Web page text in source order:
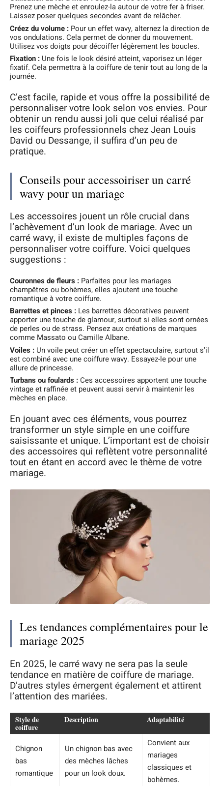
Prenez une mèche et enroulez-la autour de votre fer à friser.
Laissez poser quelques secondes avant de relâcher.
Créez du volume : Pour un effet wavy, alternez la direction de
vos ondulations. Cela permet de donner du mouvement.
Utilisez vos doigts pour décoiffer légèrement les boucles.
Fixation : Une fois le look désiré atteint, vaporisez un léger
fixatif. Cela permettra à la coiffure de tenir tout au long de la
journée.
C’est facile, rapide et vous offre la possibilité de
personnaliser votre look selon vos envies. Pour
obtenir un rendu aussi joli que celui réalisé par
les coiffeurs professionnels chez Jean Louis
David ou Dessange, il suffira d’un peu de
pratique.
Conseils pour accessoiriser un carré
wavy pour un mariage
Les accessoires jouent un rôle crucial dans
l’achèvement d’un look de mariage. Avec un
carré wavy, il existe de multiples façons de
personnaliser votre coiffure. Voici quelques
suggestions :
Couronnes de fleurs : Parfaites pour les mariages
champêtres ou bohèmes, elles ajoutent une touche
romantique à votre coiffure.
Barrettes et pinces : Les barrettes décoratives peuvent
apporter une touche de glamour, surtout si elles sont ornées
de perles ou de strass. Pensez aux créations de marques
comme Massato ou Camille Albane.
Voiles : Un voile peut créer un effet spectaculaire, surtout s’il
est combiné avec une coiffure wavy. Essayez-le pour une
allure de princesse.
Turbans ou foulards :Ces accessoires apportent une touche
vintage et raffinée et peuvent aussi servir à maintenir les
mèches en place.
En jouant avec ces éléments, vous pourrez
transformer un style simple en une coiffure
saisissante et unique. L’important est de choisir
des accessoires qui reflètent votre personnalité
tout en étant en accord avec le thème de votre
mariage.
Les tendances complémentaires pour le
mariage 2025
En 2025, le carré wavy ne sera pas la seule
tendance en matière de coiffure de mariage.
D’autres styles émergent également et attirent
l’attention des mariées.
Style de
coiffure
Description Adaptabilité
Chignon
bas
romantique
Un chignon bas avec
des mèches lâches
pour un look doux.
Convient aux
mariages
classiques et
bohèmes.